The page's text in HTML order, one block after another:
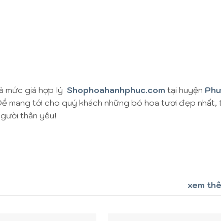
mức giá hợp lý Shophoahanhphuc.com tại huyện
mang tới cho quý khách những bó hoa tươi đẹp nhất,
thân yêu!
xem